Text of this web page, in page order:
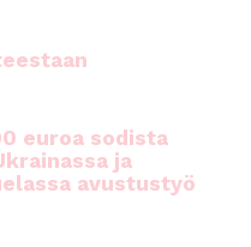
euroa sodista
ja
avustustyö